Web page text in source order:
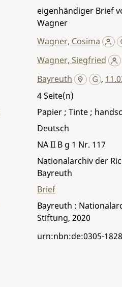
eigenhändiger Brief
Wagner
Wagner, Cosima
Wagner, Siegfried
Bayreuth ,
4
Papier ; Tinte ;
Deutsch
NA II B g 1 Nr. 117
Nationalarchiv der
Bayreuth
Brief
Bayreuth :
Stiftung, 2020
urn:nbn:de:0305-1828